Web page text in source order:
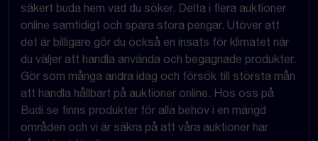
säkert buda hem vad du söker. Delta i flera auktioner
online samtidigt och spara stora pengar. Utöver att
det är billigare gör du också en insats för klimatet när
du väljer att handla använda och begagnade produkter.
Gör som många andra idag och försök till största mån
att handla hållbart på auktioner online. Hos oss på
Budi.se finns produkter för alla behov i en mängd
områden och vi är säkra på att våra auktioner har